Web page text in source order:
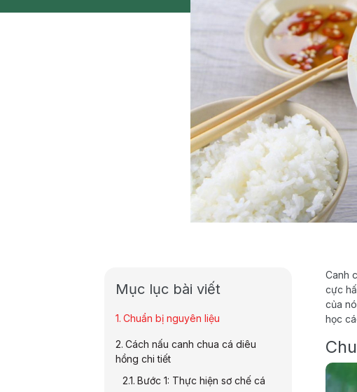
Canh
cực
của
học
Mục lục bài viết
Chuẩn bị nguyên liệu
Cách nấu canh chua cá diêu
hồng chi tiết
Bước 1: Thực hiện sơ chế cá